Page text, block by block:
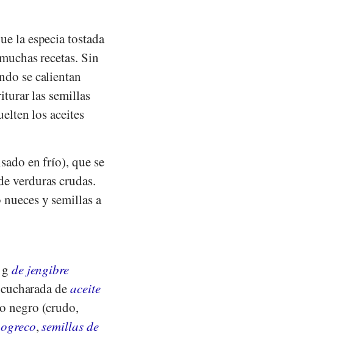
la especia tostada
recetas. Sin
se calientan
las semillas
los aceites
en frío), que se
verduras crudas.
y semillas a
de jengibre
deaceite
negro (crudo,
,semillas de